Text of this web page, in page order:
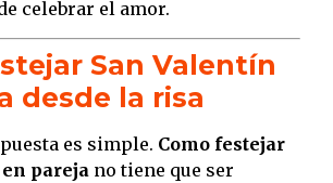
celebrar el amor.
San Valentín
desde la risa
es simple. Como festejar
pareja no tiene que ser